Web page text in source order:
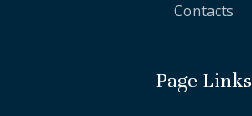
Contacts
Page Links